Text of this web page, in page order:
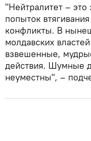
"Нейтралитет –
попыток
конфликты. В
молдавских
взвешенные,
действия. Шумные
неуместны", –